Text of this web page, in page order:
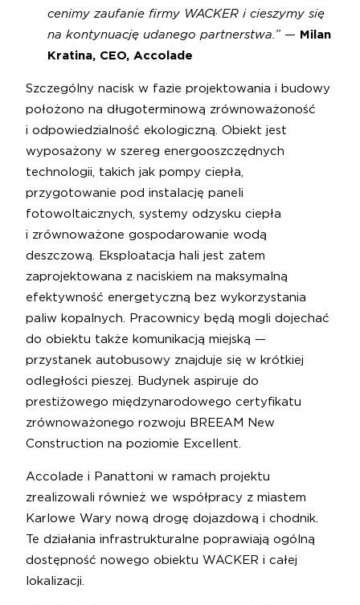
cenimy zaufanie firmy WACKER i cieszymy się
na kontynuację udanego partnerstwa.”— Milan
Kratina, CEO, Accolade
Szczególny nacisk w fazie projektowania i budowy
położono na długoterminową zrównoważoność
i odpowiedzialność ekologiczną. Obiekt jest
wyposażony w szereg energooszczędnych
technologii, takich jak pompy ciepła,
przygotowanie pod instalację paneli
fotowoltaicznych, systemy odzysku ciepła
i zrównoważone gospodarowanie wodą
deszczową. Eksploatacja hali jest zatem
zaprojektowana z naciskiem na maksymalną
efektywność energetyczną bez wykorzystania
paliw kopalnych. Pracownicy będą mogli dojechać
do obiektu także komunikacją miejską —
przystanek autobusowy znajduje się w krótkiej
odległości pieszej. Budynek aspiruje do
prestiżowego międzynarodowego certyfikatu
zrównoważonego rozwoju BREEAM New
Construction na poziomie Excellent.
Accolade i Panattoni w ramach projektu
zrealizowali również we współpracy z miastem
Karlowe Wary nową drogę dojazdową i chodnik.
Te działania infrastrukturalne poprawiają ogólną
dostępność nowego obiektu WACKER i całej
lokalizacji.